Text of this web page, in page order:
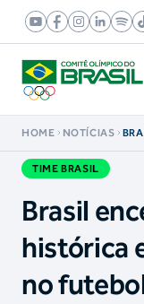
HOME NOTÍCIAS
TIME BRASIL
Brasil
histórica
no